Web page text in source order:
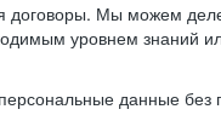
договоры. Мы можем
уровнем знаний
данные без